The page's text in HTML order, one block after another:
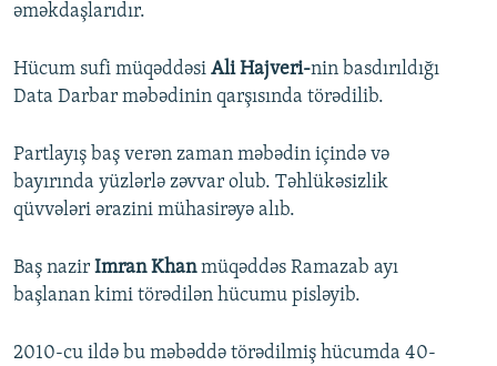
əməkdaşlarıdır.
Hücum sufi müqəddəsi Ali Hajveri-nin basdırıldığı
Data Darbar məbədinin qarşısında törədilib.
Partlayış baş verən zaman məbədin içində və
bayırında yüzlərlə zəvvar olub. Təhlükəsizlik
qüvvələri ərazini mühasirəyə alıb.
Baş nazir Imran Khanmüqəddəs Ramazab ayı
başlanan kimi törədilən hücumu pisləyib.
2010-cu ildə bu məbəddə törədilmiş hücumda 40-